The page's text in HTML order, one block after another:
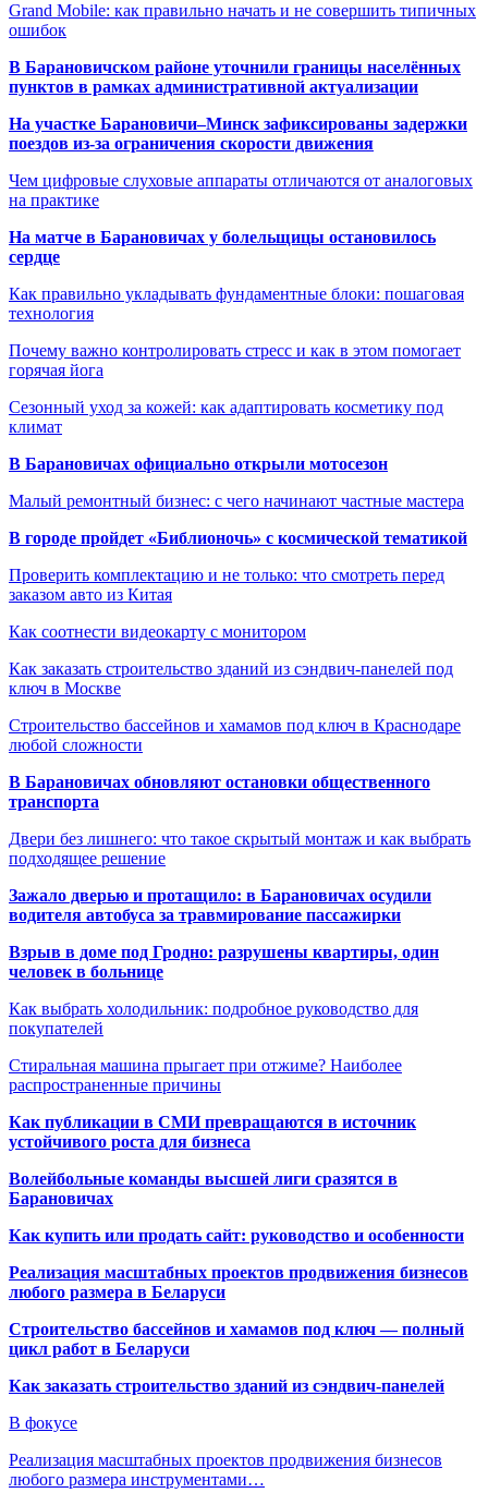
Grand Mobile: как правильно начать и не совершить типичных
ошибок
В Барановичском районе уточнили границы населённых
пунктов в рамках административной актуализации
На участке Барановичи–Минск зафиксированы задержки
поездов из-за ограничения скорости движения
Чем цифровые слуховые аппараты отличаются от аналоговых
на практике
На матче в Барановичах у болельщицы остановилось
сердце
Как правильно укладывать фундаментные блоки: пошаговая
технология
Почему важно контролировать стресс и как в этом помогает
горячая йога
Сезонный уход за кожей: как адаптировать косметику под
климат
В Барановичах официально открыли мотосезон
Малый ремонтный бизнес: с чего начинают частные мастера
В городе пройдет «Библионочь» с космической тематикой
Проверить комплектацию и не только: что смотреть перед
заказом авто из Китая
Как соотнести видеокарту с монитором
Как заказать строительство зданий из сэндвич-панелей под
ключ в Москве
Строительство бассейнов и хамамов под ключ в Краснодаре
любой сложности
В Барановичах обновляют остановки общественного
транспорта
Двери без лишнего: что такое скрытый монтаж и как выбрать
подходящее решение
Зажало дверью и протащило: в Барановичах осудили
водителя автобуса за травмирование пассажирки
Взрыв в доме под Гродно: разрушены квартиры, один
человек в больнице
Как выбрать холодильник: подробное руководство для
покупателей
Стиральная машина прыгает при отжиме? Наиболее
распространенные причины
Как публикации в СМИ превращаются в источник
устойчивого роста для бизнеса
Волейбольные команды высшей лиги сразятся в
Барановичах
Как купить или продать сайт: руководство и особенности
Реализация масштабных проектов продвижения бизнесов
любого размера в Беларуси
Строительство бассейнов и хамамов под ключ — полный
цикл работ в Беларуси
Как заказать строительство зданий из сэндвич-панелей
В фокусе
Реализация масштабных проектов продвижения бизнесов
любого размера инструментами…